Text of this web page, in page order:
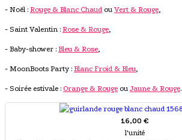
- Noël : Rouge & Blanc Chaud ou Vert & Rouge,
- Saint Valentin : Rose & Rouge,
- Baby-shower : Bleu & Rose,
- MoonBoots Party : Blanc Froid & Bleu,
- Soirée estivale : Orange & Rouge ou Jaune & Rouge.
16,00 €
l'unité